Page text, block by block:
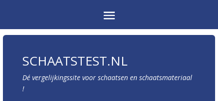
SCHAATSTEST.NL
Dé vergelijkingssite voor schaatsen en schaatsmateriaal
!